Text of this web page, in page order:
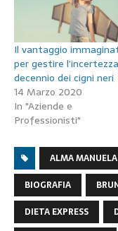
Il vantaggio
per gestire
decennio dei cigni neri
14 Marzo 2020
In "Aziende e
Professionisti"
ALMA
BIOGRAFIA
DIETA EXPRESS